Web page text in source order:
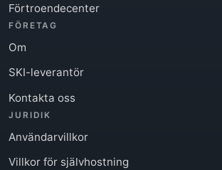
Förtroendecenter
FÖRETAG
Om
SKI-leverantör
Kontakta oss
JURIDIK
Användarvillkor
Villkor för självhostning